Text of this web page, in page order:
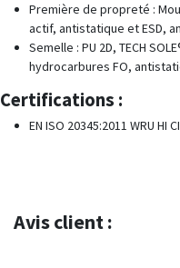
Première de propreté :
actif, antistatique et ESD,
Semelle : PU 2D, TECH
hydrocarbures FO,
Certifications :
EN ISO 20345:2011 WRU HI
Avis client :